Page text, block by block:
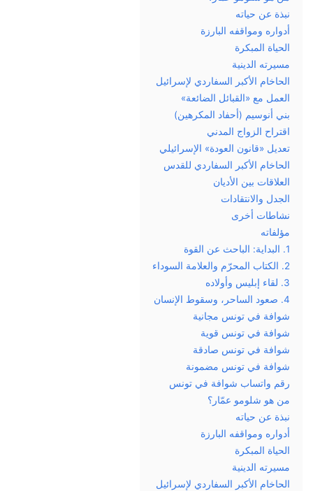
نبذة عن حياته
أدواره ومواقفه البارزة
الحياة المبكرة
مسيرته الدينية
الحاخام الأكبر السفاردي لإسرائيل
العمل مع «القبائل الضائعة»
بني أنوسيم (أحفاد المكرهين)
اقتراح الزواج المدني
تعديل «قانون العودة» الإسرائيلي
الحاخام الأكبر السفاردي للقدس
العلاقات بين الأديان
الجدل والانتقادات
نشاطات أخرى
مؤلفاته
1. البداية: الباحث عن القوة
2. الكتاب المحرّم والعلامة السوداء
3. لقاء إبليس وأولاده
4. صعود الساحر، وسقوط الإنسان
شوافة في تونس مجانية
شوافة في تونس قوية
شوافة في تونس صادقة
شوافة في تونس مضمونة
رقم واتساب شوافة في تونس
من هو شلومو عمّار؟
نبذة عن حياته
أدواره ومواقفه البارزة
الحياة المبكرة
مسيرته الدينية
الحاخام الأكبر السفاردي لإسرائيل